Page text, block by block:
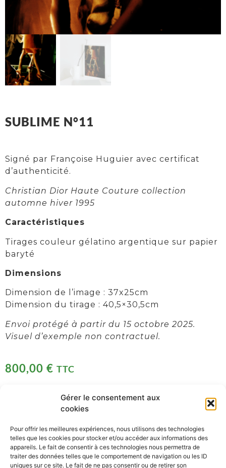
Gérer le consentement aux
cookies
Pour offrir les meilleures expériences, nous utilisons des technologies
telles que les cookies pour stocker et/ou accéder aux informations des
appareils. Le fait de consentir à ces technologies nous permettra de
traiter des données telles que le comportement de navigation ou les ID
uniques sur ce site. Le fait de ne pas consentir ou de retirer son
SUBLIME N°11
Signé par Françoise Huguier avec certificat
d’authenticité.
Christian Dior Haute Couture collection
automne hiver 1995
Caractéristiques
Tirages couleur gélatino argentique sur papier
baryté
Dimensions
Dimension de l’image : 37x25cm
Dimension du tirage : 40,5×30,5cm
Envoi protégé à partir du 15 octobre 2025.
Visuel d’exemple non contractuel.
800,00 € TTC